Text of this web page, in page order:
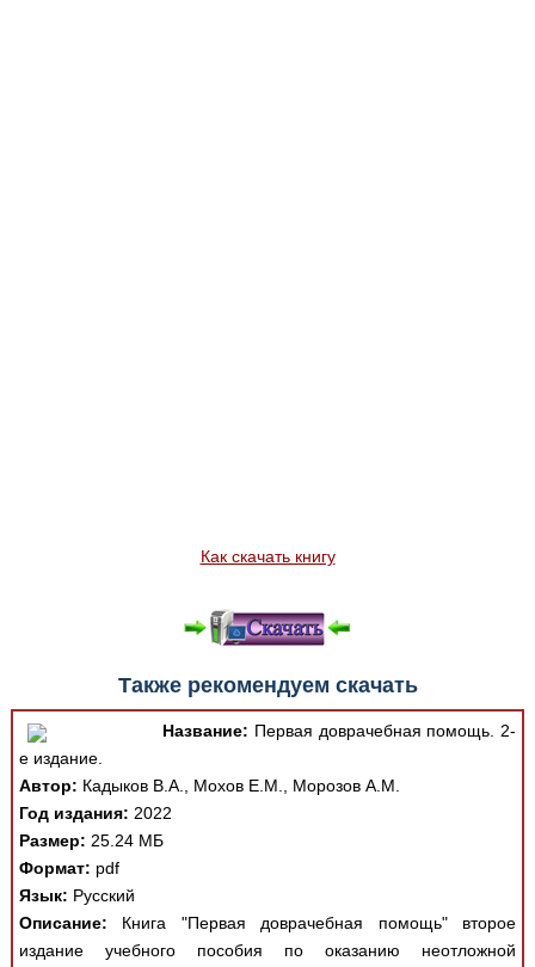
Как скачать книгу
Также рекомендуем скачать
Название: Первая доврачебная помощь. 2-
е издание.
Автор: Кадыков В.А., Мохов Е.М., Морозов А.М.
Год издания: 2022
Размер: 25.24 МБ
Формат: pdf
Язык: Русский
Описание: Книга "Первая доврачебная помощь" второе
издание учебного пособия по оказанию неотложной